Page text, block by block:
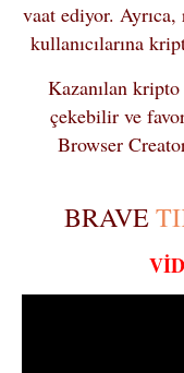
vaat ediyor.
kullanıcılarına
Kazanılan kripto
çekebilir ve
Browser
BRAVE